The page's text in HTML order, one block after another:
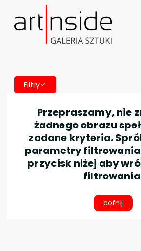
Filtry
Przepraszamy, nie
żadnego obrazu
zadane kryteria.
parametry
przycisk niżej aby
cofnij